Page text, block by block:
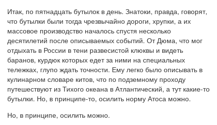
Итак, по пятнадцать бутылок в день. Знатоки, правда, говорят,
что бутылки были тогда чрезвычайно дороги, хрупки, а их
массовое производство началось спустя несколько
десятилетий после описываемых событий. От Дюма, что мог
отдыхать в России в тени развесистой клюквы и видеть
баранов, курдюк которых едет за ними на специальных
тележках, глупо ждать точности. Ему легко было описывать в
кулинарном словаре китов, что по подземному проходу
путешествуют из Тихого океана в Атлантический, а тут какие-то
бутылки. Но, в принципе-то, осилить норму Атоса можно.
Но, в принципе, осилить можно.